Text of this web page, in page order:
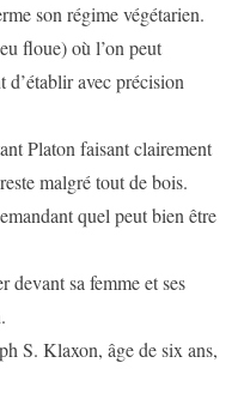
son régime végétarien.
floue) où l’on peut
d’établir avec précision
Platon faisant clairement
malgré tout de bois.
quel peut bien être
devant sa femme et ses
S. Klaxon, âge de six ans,